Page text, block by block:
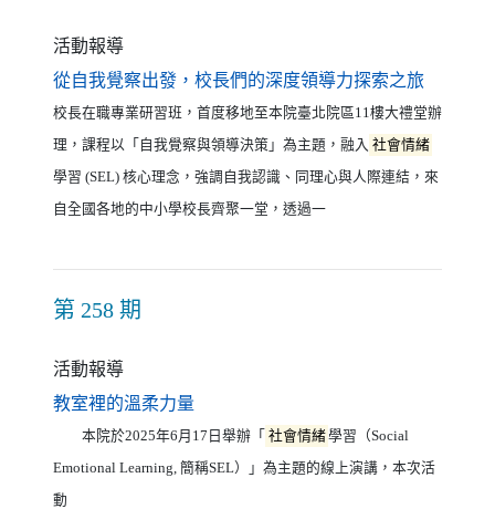
活動報導
從自我覺察出發，校長們的深度領導力探索之旅（另開
校長在職專業研習班，首度移地至本院臺北院區11樓大禮堂辦
理，課程以「自我覺察與領導決策」為主題，融入 社會情緒
學習 (SEL) 核心理念，強調自我認識、同理心與人際連結，來
自全國各地的中小學校長齊聚一堂，透過一
第 258 期
活動報導
教室裡的溫柔力量（另開新視窗）
本院於2025年6月17日舉辦「 社會情緒學習（Social
Emotional Learning, 簡稱SEL）」為主題的線上演講，本次活
動